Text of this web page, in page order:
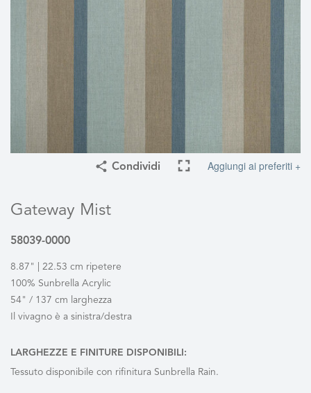
Condividi Aggiungi ai preferiti +
Gateway Mist
58039-0000
8.87" | 22.53 cm ripetere
100% Sunbrella Acrylic
54" / 137 cm larghezza
Il vivagno è a sinistra/destra
LARGHEZZE E FINITURE DISPONIBILI:
Tessuto disponibile con rifinitura Sunbrella Rain.